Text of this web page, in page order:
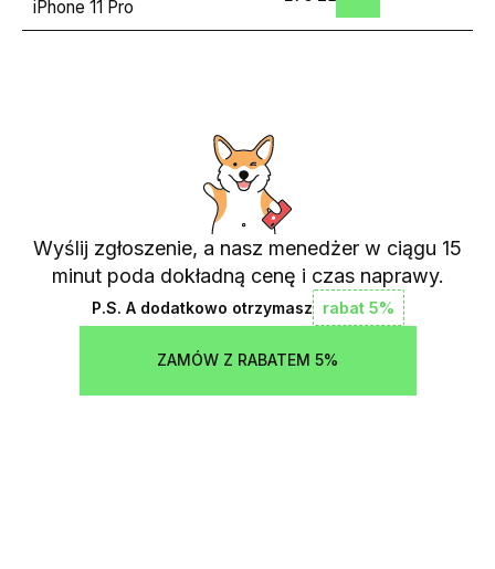
iPhone 11 Pro
Wyślij zgłoszenie, a nasz menedżer w ciągu 15
minut poda dokładną cenę i czas naprawy.
P.S. A dodatkowo otrzymasz rabat 5%
ZAMÓW Z RABATEM 5%